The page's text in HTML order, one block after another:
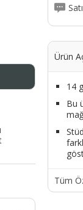
Ürün
14
Bu
Tüm